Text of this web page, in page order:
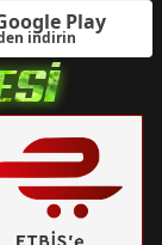
Play
indirin